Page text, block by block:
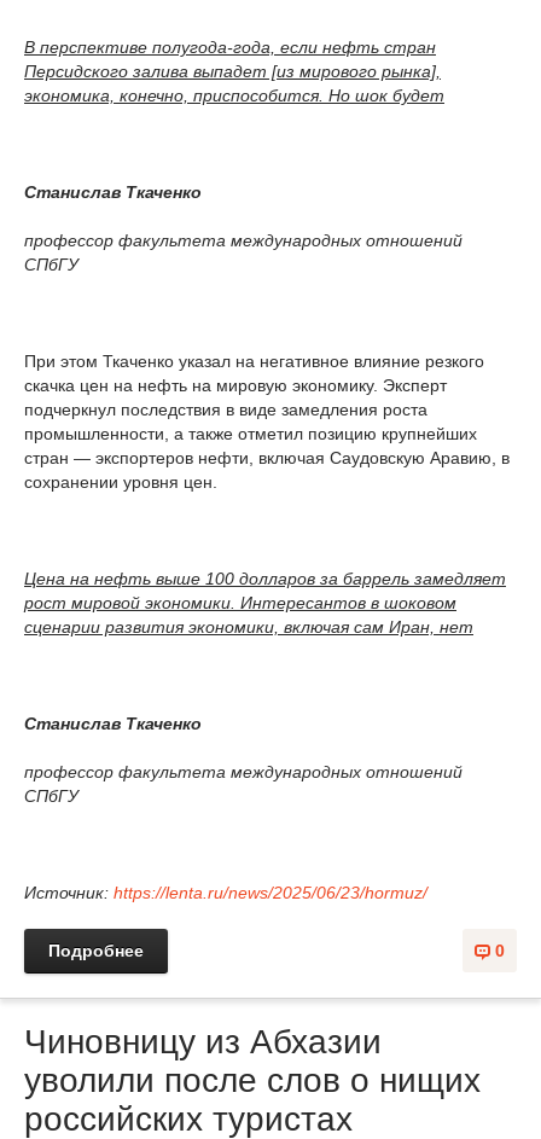
В перспективе полугода-года, если нефть стран
Персидского залива выпадет [из мирового рынка],
экономика, конечно, приспособится. Но шок будет
Станислав Ткаченко
профессор факультета международных отношений
СПбГУ
При этом Ткаченко указал на негативное влияние резкого
скачка цен на нефть на мировую экономику. Эксперт
подчеркнул последствия в виде замедления роста
промышленности, а также отметил позицию крупнейших
стран — экспортеров нефти, включая Саудовскую Аравию, в
сохранении уровня цен.
Цена на нефть выше 100 долларов за баррель замедляет
рост мировой экономики. Интересантов в шоковом
сценарии развития экономики, включая сам Иран, нет
Станислав Ткаченко
профессор факультета международных отношений
СПбГУ
Источник: https://lenta.ru/news/2025/06/23/hormuz/
0
Подробнее
Чиновницу из Абхазии
уволили после слов о нищих
российских туристах